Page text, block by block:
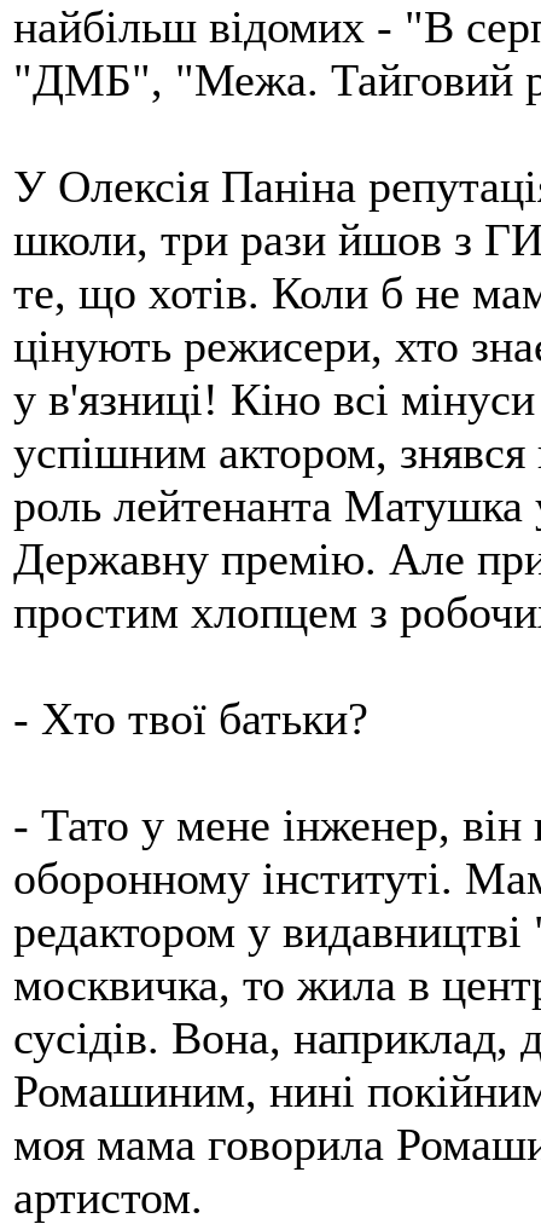
найбільш відомих - "В
"ДМБ", "Межа. Тайговий
У Олексія Паніна
школи, три рази йшов з
те, що хотів. Коли б не
цінують режисери, хто
у в'язниці! Кіно всі
успішним актором, знявся
роль лейтенанта Матушка
Державну премію. Але
простим хлопцем з
- Хто твої батьки?
- Тато у мене інженер,
оборонному інституті.
редактором у
москвичка, то жила в
сусідів. Вона, наприклад,
Ромашиним, нині
моя мама говорила
артистом.